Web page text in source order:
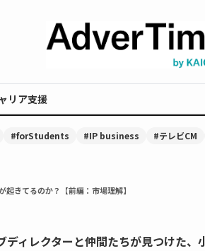
リア支援
#forStudents #IP business #テレビCM
起きてるのか？【前編：市場理解】
ィレクターと仲間たちが見つけた、